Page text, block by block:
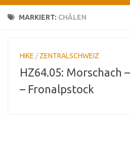
MARKIERT: CHÄLEN
HIKE /ZENTRALSCHWEIZ
HZ64.05: Morschach
– Fronalpstock